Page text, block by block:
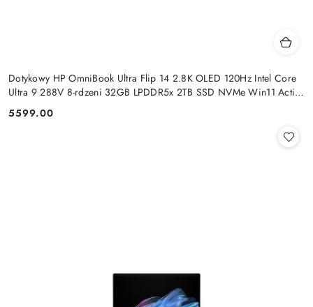
Dotykowy HP OmniBook Ultra Flip 14 2.8K OLED 120Hz Intel Core
Ultra 9 288V 8-rdzeni 32GB LPDDR5x 2TB SSD NVMe Win11 Active
Cena:
5599.00